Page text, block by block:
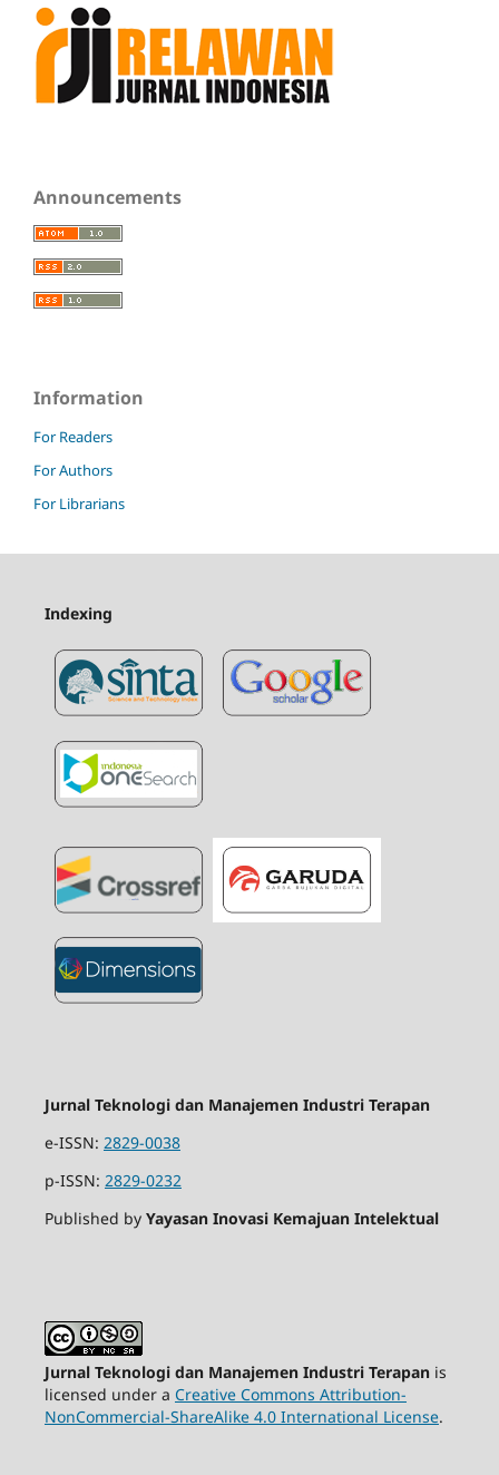
Announcements
Information
For Readers
For Authors
For Librarians
Indexing
Jurnal Teknologi dan Manajemen Industri Terapan
e-ISSN: 2829-0038
p-ISSN: 2829-0232
Published by Yayasan Inovasi Kemajuan Intelektual
Jurnal Teknologi dan Manajemen Industri Terapanis
licensed under a Creative Commons Attribution-
NonCommercial-ShareAlike 4.0 International License.